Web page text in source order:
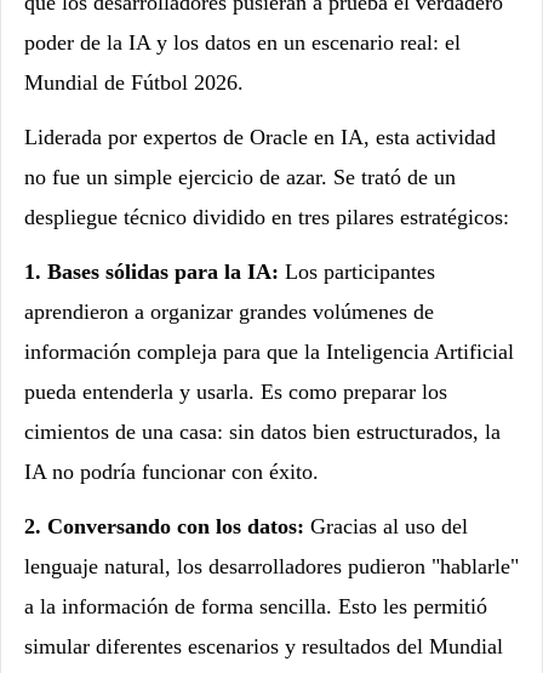
poder de la IA y los datos en un escenario real: el
Mundial de Fútbol 2026.
Liderada por expertos de Oracle en IA, esta actividad
no fue un simple ejercicio de azar. Se trató de un
despliegue técnico dividido en tres pilares estratégicos:
1. Bases sólidas para la IA: Los participantes
aprendieron a organizar grandes volúmenes de
información compleja para que la Inteligencia Artificial
pueda entenderla y usarla. Es como preparar los
cimientos de una casa: sin datos bien estructurados, la
IA no podría funcionar con éxito.
2. Conversando con los datos: Gracias al uso del
lenguaje natural, los desarrolladores pudieron "hablarle"
a la información de forma sencilla. Esto les permitió
simular diferentes escenarios y resultados del Mundial